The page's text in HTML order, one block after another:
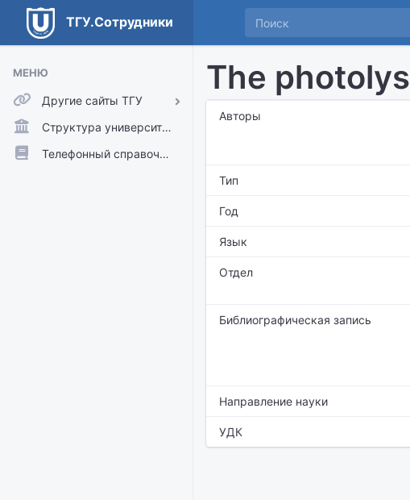
ТГУ.Сотрудники
МЕНЮ
Другие сайты ТГУ
ТГУ.Аккаунты
ТГУ.Расписание
Структура университета
Телефонный справочник
The
Авторы
Тип
Год
Язык
Отдел
Библиографическая запись
Направление науки
УДК